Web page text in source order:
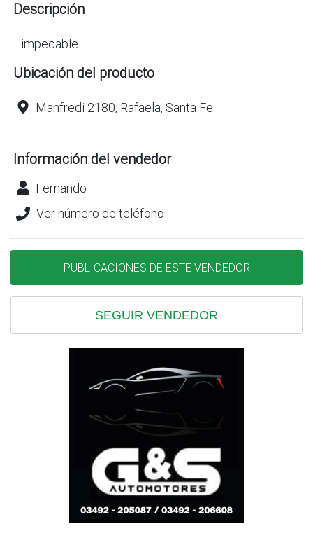
Descripción
impecable
Ubicación del producto
Manfredi 2180, Rafaela, Santa Fe
Información del vendedor
Fernando
Ver número de teléfono
PUBLICACIONES DE ESTE VENDEDOR
SEGUIR VENDEDOR